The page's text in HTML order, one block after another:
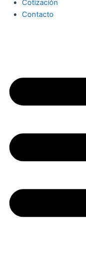
Cotización
Contacto